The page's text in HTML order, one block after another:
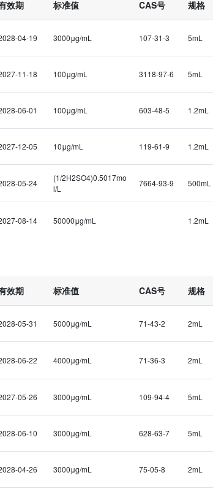
效期 标准值 CAS号 规格
04-19 3000μg/mL 107-31-3 5mL
11-18 100μg/mL 3118-97-6 5mL
06-01 100μg/mL 603-48-5 1.2mL
12-05 10μg/mL 119-61-9 1.2mL
05-24
(1/2H2SO4)0.5017mo
l/L
7664-93-9 500mL
08-14 50000μg/mL 1.2mL
效期 标准值 CAS号 规格
05-31 5000μg/mL 71-43-2 2mL
06-22 4000μg/mL 71-36-3 2mL
05-26 3000μg/mL 109-94-4 5mL
06-10 3000μg/mL 628-63-7 5mL
04-26 3000μg/mL 75-05-8 2mL